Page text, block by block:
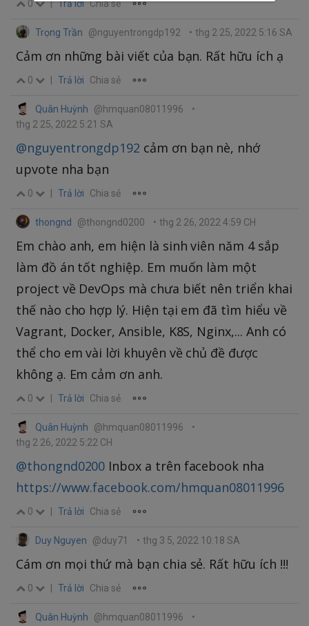
0 | Trả lời Chia sẻ
Trọng Trần @nguyentrongdp192 • thg 2 25, 2022 5:16 SA
Cảm ơn những bài viết của bạn. Rất hữu ích ạ
0 Trả lời Chia sẻ
Quân Huỳnh @hmquan08011996
•
thg 2 25, 2022 5:21 SA
@nguyentrongdp192 cảm ơn bạn nè, nhớ
upvote nha bạn
0 Trả lời Chia sẻ
thongnd @thongnd0200 • thg 2 26, 2022 4:59 CH
Em chào anh, em hiện là sinh viên năm 4 sắp
làm đồ án tốt nghiệp. Em muốn làm một
project về DevOps mà chưa biết nên triển khai
thế nào cho hợp lý. Hiện tại em đã tìm hiểu về
Vagrant, Docker, Ansible, K8S, Nginx,... Anh có
thể cho em vài lời khuyên về chủ đề được
không ạ. Em cảm ơn anh.
0 Trả lời Chia sẻ
Quân Huỳnh @hmquan08011996
•
thg 2 26, 2022 5:22 CH
@thongnd0200 Inbox a trên facebook nha
https://www.facebook.com/hmquan08011996
0 Trả lời Chia sẻ
Duy Nguyen @duy71 • thg 3 5, 2022 10:18 SA
Cám ơn mọi thứ mà bạn chia sẻ. Rất hữu ích !!!
0 Trả lời Chia sẻ
Quân Huỳnh @hmquan08011996
•